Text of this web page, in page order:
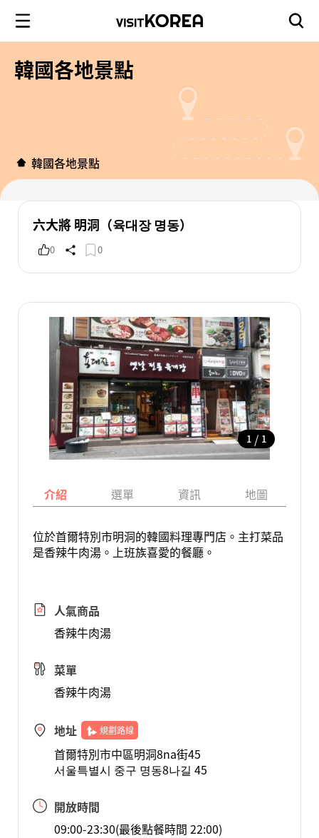
韓國各地景點
韓國各地景點
六大將 明洞（육대장 명동）
0 0
1 / 1
介紹 選單 資訊 地圖
位於首爾特別市明洞的韓國料理專門店。主打菜品
是香辣牛肉湯。上班族喜愛的餐廳。
人氣商品
香辣牛肉湯
菜單
香辣牛肉湯
地址 規劃路線
首爾特別市中區明洞8na街45
서울특별시 중구 명동8나길 45
開放時間
09:00-23:30(最後點餐時間 22:00)